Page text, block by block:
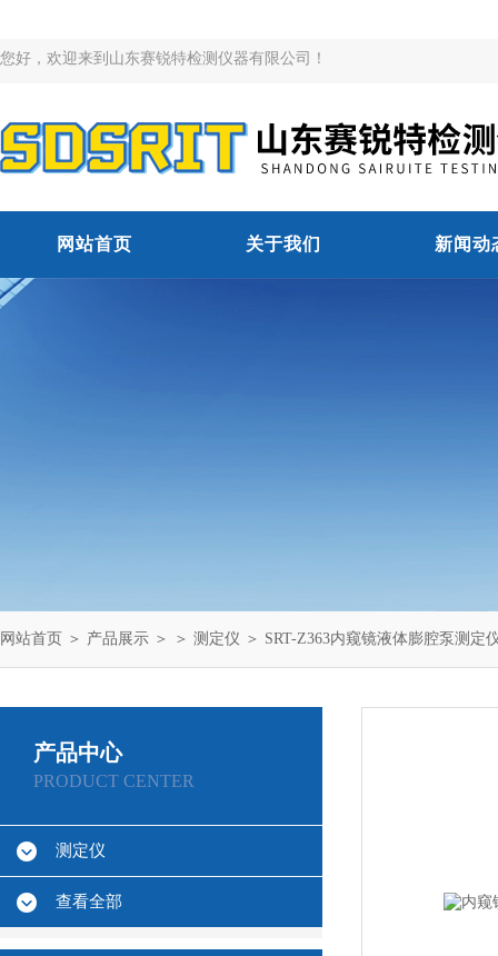
您好，欢迎来到山东赛锐特检测仪器有限公司！
网站首页 关于我们 新闻动
网站首页 ＞ 产品展示 ＞ ＞ 测定仪 ＞ SRT-Z363内窥镜液体膨腔泵测定
产品中心
PRODUCT CENTER
测定仪
查看全部